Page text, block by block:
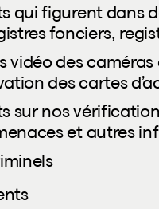
qui figurent dans
fonciers,
vidéo des
des cartes
sur nos
et autres